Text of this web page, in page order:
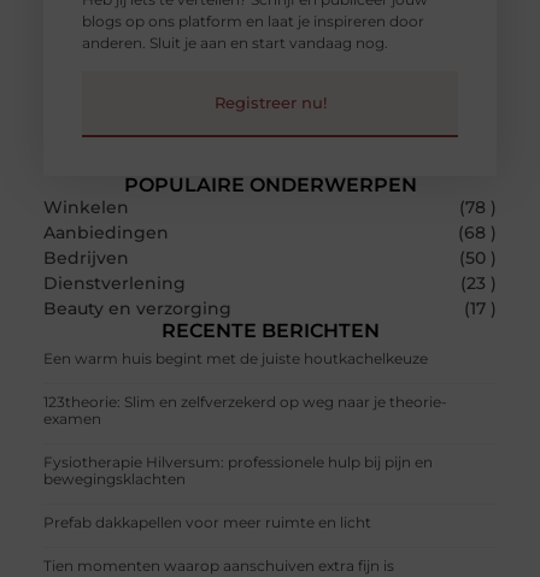
POPULAIRE ONDERWERPEN
Winkelen
(78 )
Aanbiedingen
(68 )
Bedrijven
(50 )
Dienstverlening
(23 )
Beauty en verzorging
(17 )
RECENTE BERICHTEN
Een warm huis begint met de juiste houtkachelkeuze
123theorie: Slim en zelfverzekerd op weg naar je theorie-
examen
Fysiotherapie Hilversum: professionele hulp bij pijn en
bewegingsklachten
Prefab dakkapellen voor meer ruimte en licht
Tien momenten waarop aanschuiven extra fijn is
blogs op ons platform en laat je inspireren door
anderen. Sluit je aan en start vandaag nog.
Registreer nu!